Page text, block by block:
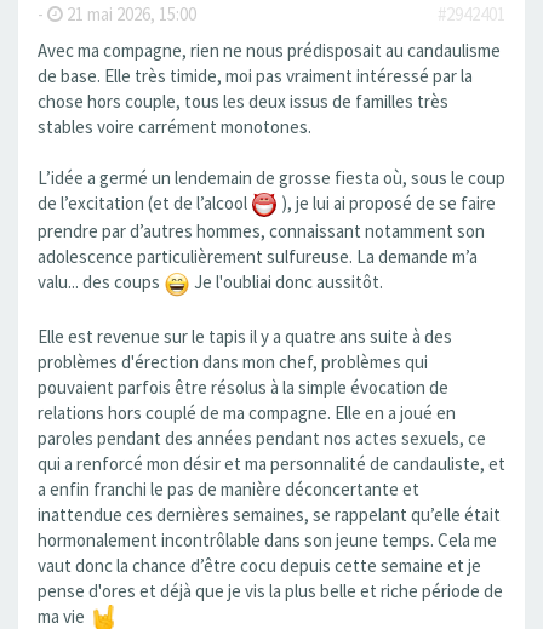
- 21 mai 2026, 15:00
#2942401
Avec ma compagne, rien ne nous prédisposait au candaulisme
de base. Elle très timide, moi pas vraiment intéressé par la
chose hors couple, tous les deux issus de familles très
stables voire carrément monotones.
L’idée a germé un lendemain de grosse fiesta où, sous le coup
de l’excitation (et de l’alcool
), je lui ai proposé de se faire
prendre par d’autres hommes, connaissant notamment son
adolescence particulièrement sulfureuse. La demande m’a
valu... des coups
Je l'oubliai donc aussitôt.
Elle est revenue sur le tapis il y a quatre ans suite à des
problèmes d'érection dans mon chef, problèmes qui
pouvaient parfois être résolus à la simple évocation de
relations hors couplé de ma compagne. Elle en a joué en
paroles pendant des années pendant nos actes sexuels, ce
qui a renforcé mon désir et ma personnalité de candauliste, et
a enfin franchi le pas de manière déconcertante et
inattendue ces dernières semaines, se rappelant qu’elle était
hormonalement incontrôlable dans son jeune temps. Cela me
vaut donc la chance d’être cocu depuis cette semaine et je
pense d'ores et déjà que je vis la plus belle et riche période de
ma vie